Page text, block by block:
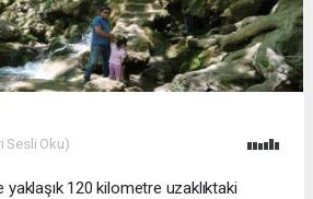
Sesli Oku)
120 kilometre uzaklıktaki